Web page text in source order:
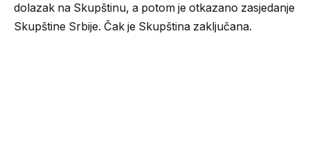
dolazak na Skupštinu, a potom je otkazano zasjedanje
Skupštine Srbije. Čak je Skupština zaključana.